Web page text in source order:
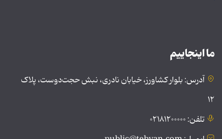
ما اینجاییم
آدرس: بلوار کشاورز، خیابان نادری، نبش حجت‌دوست، پلاک
۱۲
تلفن: ۰۲۱۸۱۲۰۰۰۰۰